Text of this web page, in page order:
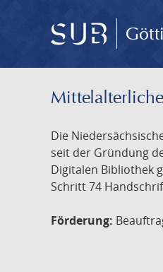
Die
seit der Gründung
Digitalen Bibliothek
Schritt 74
Förderung: